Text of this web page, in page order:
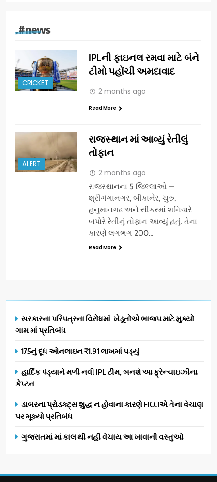
.#news
CRICKET
IPLની ફાઇનલ રમવા માટે બંને
ટીમો પહોંચી અમદાવાદ
2 months ago
Read More
ALERT
રાજસ્થાન માં આવ્યું રેતીલું
તોફાન
2 months ago
રાજસ્થાનના 5 જિલ્લાઓ —
શ્રીગંગાનગર, બીકાનેર, ચુરુ,
હનુમાનગઢ અને સીકરમાં શનિવારે
બપોરે રેતીનું તોફાન આવ્યું હતું. તેના
કારણે લગભગ 200…
Read More
સરકારના પરિપત્રના વિરોધમાં ખેડૂતોએ ભાજપ માટે મુક્યો
ગામ માં પ્રતિબંધ
175નું દૂધ ઓનલાઇન ₹1.91 લાખમાં પડ્યું
હાર્દિક પંડ્યાને મળી નવી IPL ટીમ, બનશે આ ફ્રેન્ચાઇઝીના
કેપ્ટન
ડાબરના પ્રોડક્ટ્સ શુદ્ધ ન હોવાના કારણે FICCIએ તેના વેચાણ
પર મૂક્યો પ્રતિબંધ
ગુજરાતમાં માં કાલ થી નહીં વેચાય આ ખાવાની વસ્તુઓ